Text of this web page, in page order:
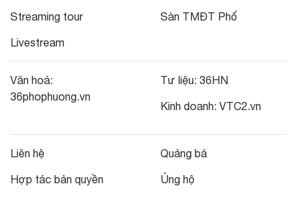
Streaming tour
Livestream
Sàn TMĐT Phố
Văn hoá:
36phophuong.vn
Tư liệu: 36HN
Kinh doanh: VTC2.vn
Liên hệ
Hợp tác bản quyền
Quảng bá
Ủng hộ